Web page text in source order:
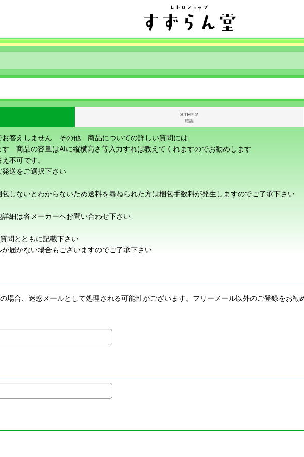
STEP 2
確認
お答えしません その他 商品についての詳しい質問には
商品の容量はAIに縦横高さ等入力すれば教えてくれますのでお勧めします
不可です。
送をご選択下さい
しないとわからないため送料を尋ねられた方は梱包手数料が発生しますのでご了承下さい
細は各メーカーへお問い合わせ下さい
問とともに記載下さい
届かない場合もございますのでご了承下さい
場合、迷惑メールとして処理される可能性がございます。フリーメール以外のご登録をお